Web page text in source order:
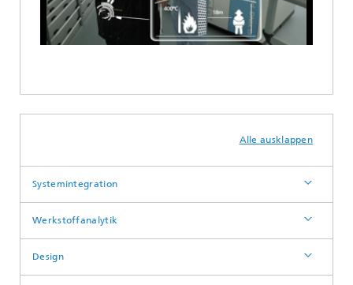
Video
Alle ausklappen
Systemintegration
Werkstoffanalytik
Design